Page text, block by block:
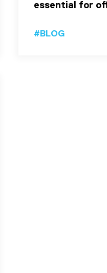
essential for
#BLOG